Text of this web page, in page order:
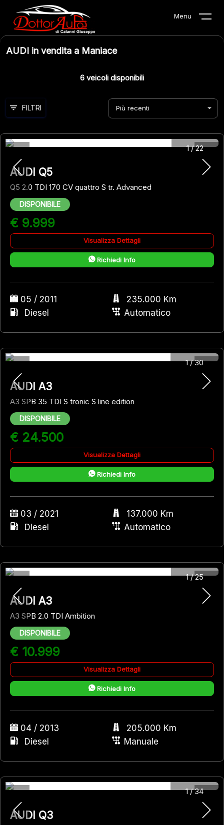
Menu
AUDI in vendita a Maniace
6 veicoli disponibili
Più recenti
FILTRI
1 /22
AUDI Q5
Q5 2.0 TDI 170 CV quattro S tr. Advanced
DISPONIBILE
€ 9.999
Visualizza Dettagli
Richiedi Info
05 / 2011
235.000 Km
Diesel
Automatico
1 /30
AUDI A3
A3 SPB 35 TDI S tronic S line edition
DISPONIBILE
€ 24.500
Visualizza Dettagli
Richiedi Info
03 / 2021
137.000 Km
Diesel
Automatico
1 /25
AUDI A3
A3 SPB 2.0 TDI Ambition
DISPONIBILE
€ 10.999
Visualizza Dettagli
Richiedi Info
04 / 2013
205.000 Km
Diesel
Manuale
1 /34
AUDI Q3